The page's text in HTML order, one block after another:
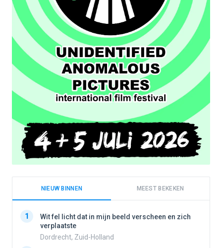
NIEUW BINNEN MEEST BEKEKEN
1
Wit fel licht dat in mijn beeld verscheen en zich
verplaatste
Dordrecht, Zuid-Holland